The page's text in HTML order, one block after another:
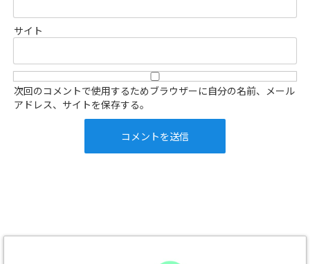
サイト
次回のコメントで使用するためブラウザーに自分の名前、メール
アドレス、サイトを保存する。